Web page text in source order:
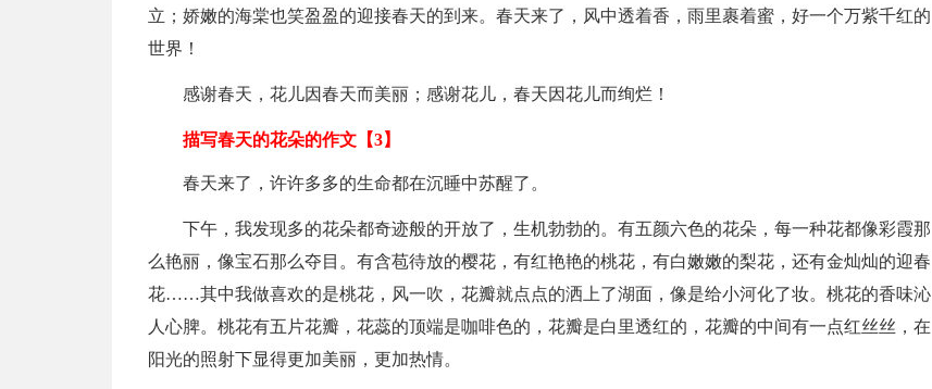
立；娇嫩的海棠也笑盈盈的迎接春天的到来。春天来了，风中透着香，雨里裹着蜜，好一个万紫千红的
世界！
感谢春天，花儿因春天而美丽；感谢花儿，春天因花儿而绚烂！
描写春天的花朵的作文【3】
春天来了，许许多多的生命都在沉睡中苏醒了。
下午，我发现多的花朵都奇迹般的开放了，生机勃勃的。有五颜六色的花朵，每一种花都像彩霞那
么艳丽，像宝石那么夺目。有含苞待放的樱花，有红艳艳的桃花，有白嫩嫩的梨花，还有金灿灿的迎春
花……其中我做喜欢的是桃花，风一吹，花瓣就点点的洒上了湖面，像是给小河化了妆。桃花的香味沁
人心脾。桃花有五片花瓣，花蕊的顶端是咖啡色的，花瓣是白里透红的，花瓣的中间有一点红丝丝，在
阳光的照射下显得更加美丽，更加热情。